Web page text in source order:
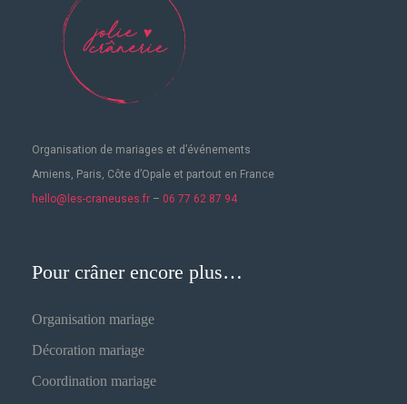
Organisation de mariages et d’événements
Amiens, Paris, Côte d’Opale et partout en France
hello@les-craneuses.fr – 06 77 62 87 94
Pour crâner encore plus…
Organisation mariage
Décoration mariage
Coordination mariage